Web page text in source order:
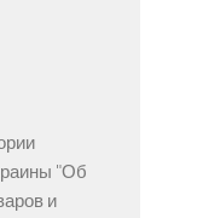
"Об
и